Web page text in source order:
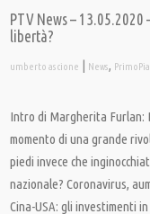
PTV News – 13.05.2020
libertà?
umberto ascione | News,
Intro di Margherita Furlan:
momento di una grande
piedi invece che
nazionale? Coronavirus,
Cina-USA: gli investimenti in